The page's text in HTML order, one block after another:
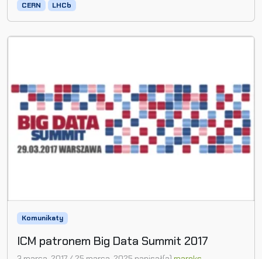
CERN LHCb
Komunikaty
ICM patronem Big Data Summit 2017